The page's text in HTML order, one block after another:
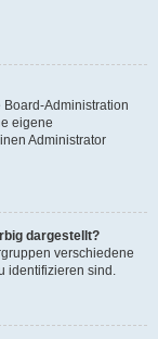
Administration
eigene
Administrator
dargestellt?
verschiedene
identifizieren sind.